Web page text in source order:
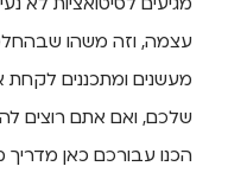
עצמה, וזה משהו
מעשנים ומתכננים
שלכם, ואם אתם רוצים
הכנו עבורכם כאן